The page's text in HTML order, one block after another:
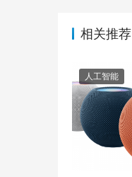
相关推荐
人工智能